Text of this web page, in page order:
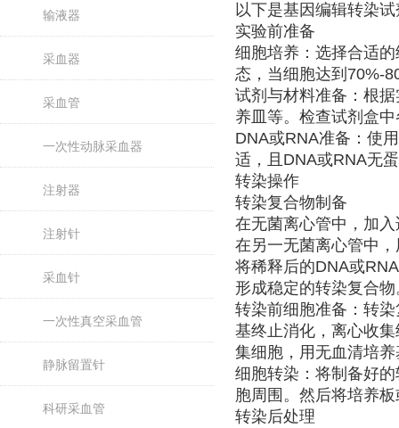
输液器
采血器
采血管
一次性动脉采血器
注射器
注射针
采血针
一次性真空采血管
静脉留置针
科研采血管
以下是基因编辑转染
实验前准备
细胞培养：选择合适
态，当细胞达到70%-
试剂与材料准备：根
养皿等。检查试剂盒
DNA或RNA准备：使
适，且DNA或RNA无
转染操作
转染复合物制备
在无菌离心管中，加
在另一无菌离心管中
将稀释后的DNA或
形成稳定的转染复合
转染前细胞准备：转
基终止消化，离心收
集细胞，用无血清培
细胞转染：将制备好
胞周围。然后将培养
转染后处理